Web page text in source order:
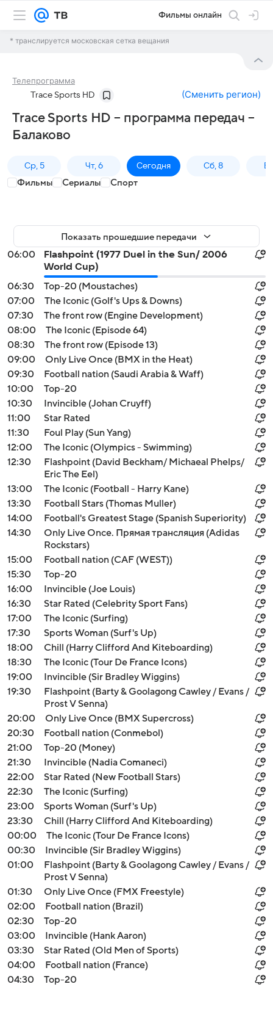
Фильмы онлайн
* транслируется московская сетка вещания
Телепрограмма
Trace Sports HD (Сменить регион)
Trace Sports HD – программа передач –
Балаково
Ср, 5 Чт, 6 Сегодня Сб, 8
Фильмы Сериалы Спорт
Показать прошедшие передачи
06:00
Flashpoint (1977 Duel in the Sun/ 2006
World Cup)
06:30
Top-20 (Moustaches)
07:00
The Iconic (Golf's Ups & Downs)
07:30
The front row (Engine Development)
08:00
The Iconic (Episode 64)
08:30
The front row (Episode 13)
09:00
Only Live Once (BMX in the Heat)
09:30
Football nation (Saudi Arabia & Waff)
10:00
Top-20
10:30
Invincible (Johan Cruyff)
11:00
Star Rated
11:30
Foul Play (Sun Yang)
12:00
The Iconic (Olympics - Swimming)
12:30
Flashpoint (David Beckham/ Michaeal Phelps/
Eric The Eel)
13:00
The Iconic (Football - Harry Kane)
13:30
Football Stars (Thomas Muller)
14:00
Football's Greatest Stage (Spanish Superiority)
14:30
Only Live Once. Прямая трансляция (Adidas
Rockstars)
15:00
Football nation (CAF (WEST))
15:30
Top-20
16:00
Invincible (Joe Louis)
16:30
Star Rated (Celebrity Sport Fans)
17:00
The Iconic (Surfing)
17:30
Sports Woman (Surf's Up)
18:00
Chill (Harry Clifford And Kiteboarding)
18:30
The Iconic (Tour De France Icons)
19:00
Invincible (Sir Bradley Wiggins)
19:30
Flashpoint (Barty & Goolagong Cawley / Evans /
Prost V Senna)
20:00
Only Live Once (BMX Supercross)
20:30
Football nation (Conmebol)
21:00
Top-20 (Money)
21:30
Invincible (Nadia Comaneci)
22:00
Star Rated (New Football Stars)
22:30
The Iconic (Surfing)
23:00
Sports Woman (Surf's Up)
23:30
Chill (Harry Clifford And Kiteboarding)
00:00
The Iconic (Tour De France Icons)
00:30
Invincible (Sir Bradley Wiggins)
01:00
Flashpoint (Barty & Goolagong Cawley / Evans /
Prost V Senna)
01:30
Only Live Once (FMX Freestyle)
02:00
Football nation (Brazil)
02:30
Top-20
03:00
Invincible (Hank Aaron)
03:30
Star Rated (Old Men of Sports)
04:00
Football nation (France)
04:30
Top-20